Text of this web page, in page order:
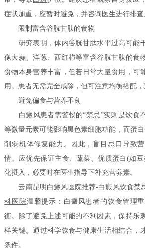
症状加重，应暂时避免，并咨询医生进行排查
限制富含谷胱甘肽的食物
研究表明，体内谷胱甘肽水平过高可能干
像大蒜、洋葱、西红柿等富含谷胱甘肽的食
食物本身营养丰富，但若日常大量食用，可
用。患者无需完全戒除，但可注意均衡搭配，
避免偏食与营养不良
白癜风患者需警惕的“禁忌”实则是饮食
等微量元素可能影响黑色素细胞功能，而蛋
削弱机体修复能力。因此，盲目忌口导致
情。应优先保证主食、蔬菜、优质蛋白(如
化摄入，必要时在医生指导下补充营养素。
云南昆明白癜风医院推荐-白癜风饮食禁
科医院温馨提示：白癜风患者的饮食管理
衡。除了避免上述可能的不利因素，保持乐
样关键。通过科学饮食与健康生活相结合，
条件。